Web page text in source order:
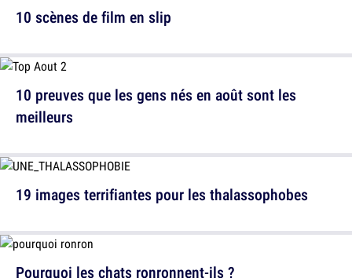
10 scènes de film en slip
19 images terrifiantes pour les thalassophobes
10 preuves que les gens nés en août sont les
meilleurs
Pourquoi les chats ronronnent-ils ?